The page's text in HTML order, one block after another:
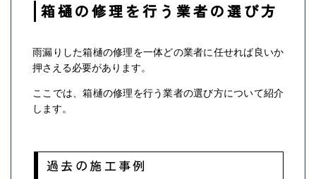
箱樋の修理を行う業者の選び方
雨漏りした箱樋の修理を一体どの業者に任せれば良いか
押さえる必要があります。
ここでは、箱樋の修理を行う業者の選び方について紹介
します。
過去の施工事例